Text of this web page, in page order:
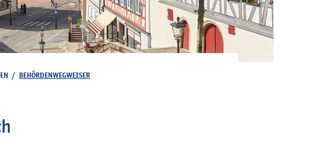
/ BEHÖRDENWEGWEISER